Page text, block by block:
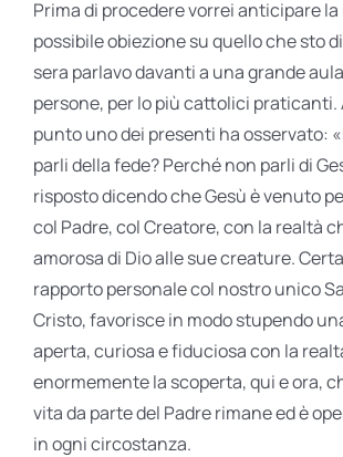
Prima di procedere vorrei anticipare
possibile obiezione su quello che sto
sera parlavo davanti a una grande
persone, per lo più cattolici praticanti.
punto uno dei presenti ha osservato:
parli della fede? Perché non parli di
risposto dicendo che Gesù è venuto
col Padre, col Creatore, con la realtà
amorosa di Dio alle sue creature.
rapporto personale col nostro unico
Cristo, favorisce in modo stupendo
aperta, curiosa e fiduciosa con la
enormemente la scoperta, qui e ora,
vita da parte del Padre rimane ed è
in ogni circostanza.